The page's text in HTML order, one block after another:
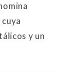
cuya
y un